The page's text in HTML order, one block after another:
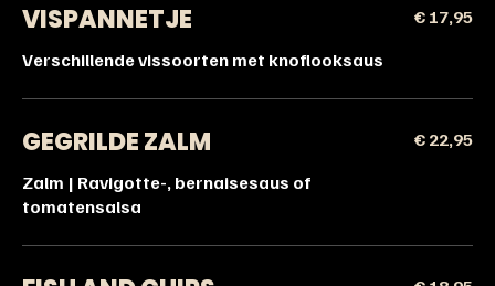
VISPANNETJE
Verschillende vissoorten met knoflooksaus
€ 17,95
GEGRILDE ZALM
Zalm | Ravigotte-, bernaisesaus of
tomatensalsa
€ 22,95